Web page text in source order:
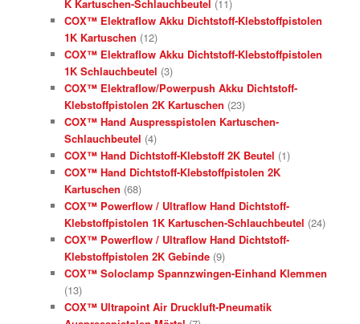
K Kartuschen-Schlauchbeutel (11)
COX™ Elektraflow Akku Dichtstoff-Klebstoffpistolen
1K Kartuschen (12)
COX™ Elektraflow Akku Dichtstoff-Klebstoffpistolen
1K Schlauchbeutel (3)
COX™ Elektraflow/Powerpush Akku Dichtstoff-
Klebstoffpistolen 2K Kartuschen (23)
COX™ Hand Auspresspistolen Kartuschen-
Schlauchbeutel (4)
COX™ Hand Dichtstoff-Klebstoff 2K Beutel (1)
COX™ Hand Dichtstoff-Klebstoffpistolen 2K
Kartuschen (68)
COX™ Powerflow / Ultraflow Hand Dichtstoff-
Klebstoffpistolen 1K Kartuschen-Schlauchbeutel (24)
COX™ Powerflow / Ultraflow Hand Dichtstoff-
Klebstoffpistolen 2K Gebinde (9)
COX™ Soloclamp Spannzwingen-Einhand Klemmen
(13)
COX™ Ultrapoint Air Druckluft-Pneumatik